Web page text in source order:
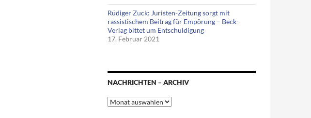
Rüdiger Zuck: Juristen-Zeitung sorgt mit
rassistischem Beitrag für Empörung – Beck-
Verlag bittet um Entschuldigung
17. Februar 2021
NACHRICHTEN – ARCHIV
Nachrichten
–